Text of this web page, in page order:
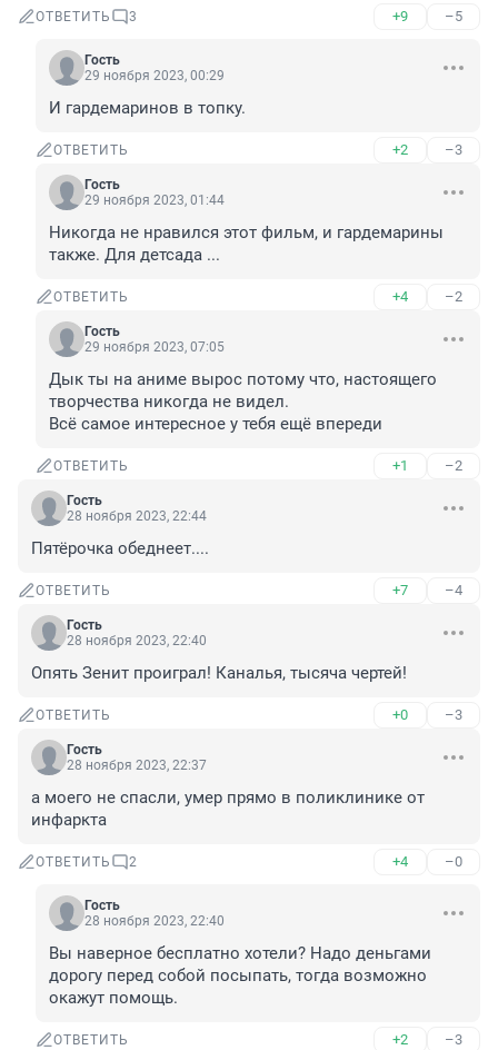
ОТВЕТИТЬ 3 +9 –5
Гость
29 ноября 2023, 00:29
И гардемаринов в топку.
ОТВЕТИТЬ +2 –3
Гость
29 ноября 2023, 01:44
Никогда не нравился этот фильм, и гардемарины
также. Для детсада ...
ОТВЕТИТЬ +4 –2
Гость
29 ноября 2023, 07:05
Дык ты на аниме вырос потому что, настоящего
творчества никогда не видел.
Всё самое интересное у тебя ещё впереди
ОТВЕТИТЬ +1 –2
Гость
28 ноября 2023, 22:44
Пятёрочка обеднеет....
ОТВЕТИТЬ +7 –4
Гость
28 ноября 2023, 22:40
Опять Зенит проиграл! Каналья, тысяча чертей!
ОТВЕТИТЬ +0 –3
Гость
28 ноября 2023, 22:37
а моего не спасли, умер прямо в поликлинике от
инфаркта
ОТВЕТИТЬ 2 +4 –0
Гость
28 ноября 2023, 22:40
Вы наверное бесплатно хотели? Надо деньгами
дорогу перед собой посыпать, тогда возможно
окажут помощь.
ОТВЕТИТЬ +2 –3